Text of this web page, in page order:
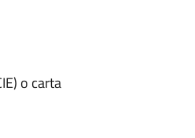
o carta